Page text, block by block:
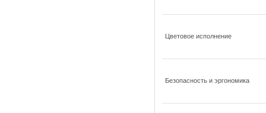
Цветовое исполнение
Безопасность и эргономика